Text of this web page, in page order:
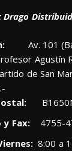
Drago
Av. 101
Agustín
de San
y Fax:4755-
8:00 a